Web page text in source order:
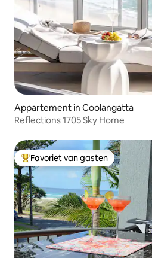
Appartement in Coolangatta
Reflections 1705 Sky Home
Topfavoriet van gasten
Favoriet van gasten